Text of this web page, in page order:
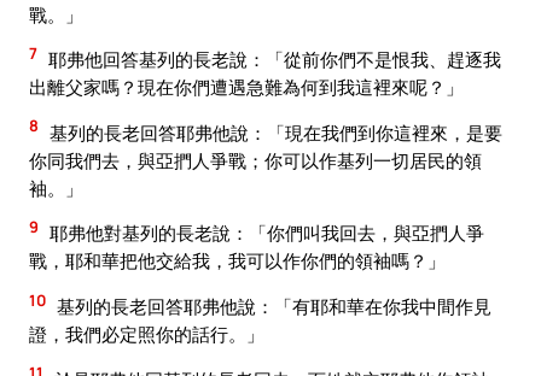
戰。」
7 耶弗他回答基列的長老說：「從前你們不是恨我、趕逐我
出離父家嗎？現在你們遭遇急難為何到我這裡來呢？」
8 基列的長老回答耶弗他說：「現在我們到你這裡來，是要
你同我們去，與亞捫人爭戰；你可以作基列一切居民的領
袖。」
9 耶弗他對基列的長老說：「你們叫我回去，與亞捫人爭
戰，耶和華把他交給我，我可以作你們的領袖嗎？」
10 基列的長老回答耶弗他說：「有耶和華在你我中間作見
證，我們必定照你的話行。」